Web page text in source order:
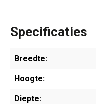
Specificaties
Breedte:
Hoogte:
Diepte: